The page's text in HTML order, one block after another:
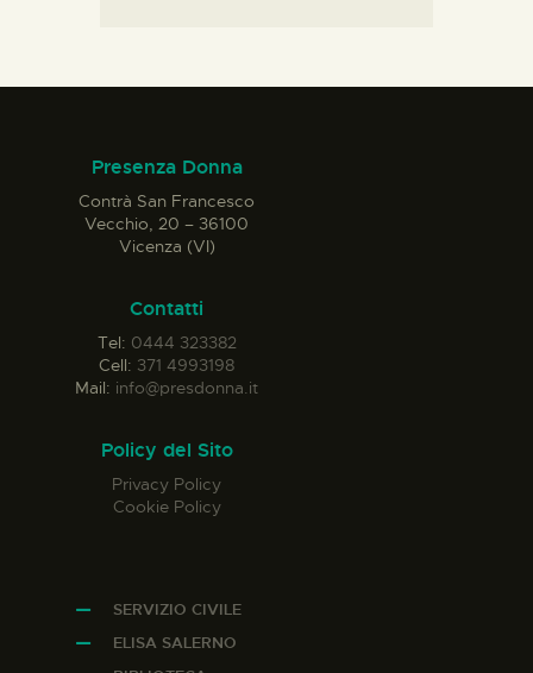
Presenza Donna
Contrà San Francesco
Vecchio, 20 – 36100
Vicenza (VI)
Contatti
Tel: 0444 323382
Cell: 371 4993198
Mail: info@presdonna.it
Policy del Sito
Privacy Policy
Cookie Policy
SERVIZIO CIVILE
ELISA SALERNO